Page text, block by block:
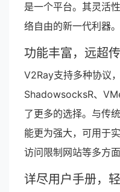
是一个平台。其灵活
络自由的新一代利器。
功能丰富，远超
V2Ray支持多种协议
ShadowsocksR、
了更多的选择。与传
能更为强大，可用于
访问限制网站等多方面
详尽用户手册，